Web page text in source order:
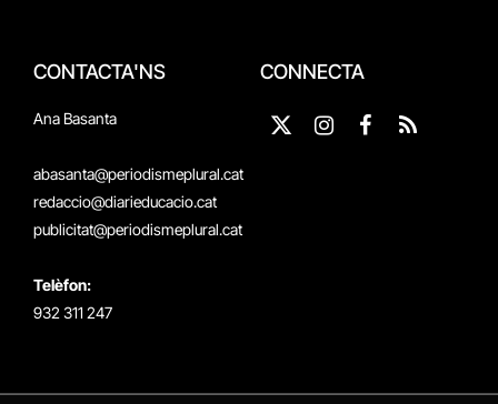
CONTACTA'NS
Ana Basanta
abasanta@periodismeplural.cat
redaccio@diarieducacio.cat
publicitat@periodismeplural.cat
Telèfon:
932 311 247
CONNECTA
X
InstagramFacebook
RSS